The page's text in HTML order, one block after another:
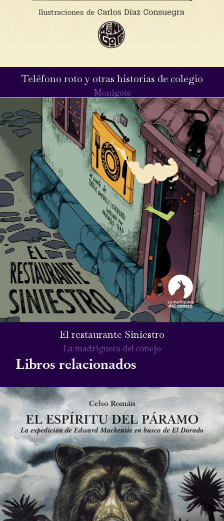
Teléfono roto y otras historias de colegio
Monigote
El restaurante Siniestro
La madriguera del conejo
Libros relacionados